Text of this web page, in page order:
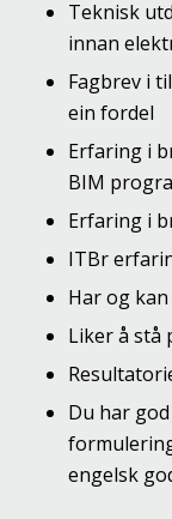
Teknisk
innan
Fagbrev i
ein fordel
Erfaring i
BIM
Erfaring i
ITBr
Har og
Liker å stå
Du har
engelsk